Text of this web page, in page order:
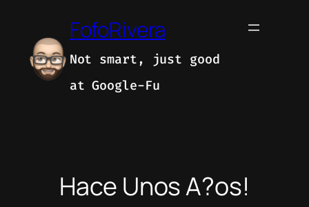
content
FofoRivera
Not smart, just good
at Google-Fu
Hace Unos A?os!